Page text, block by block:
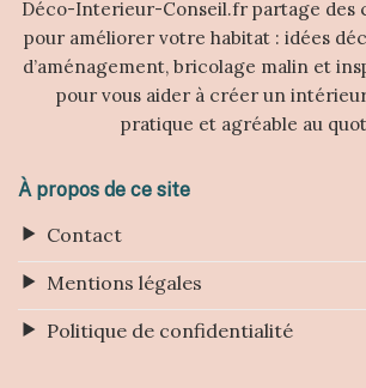
Déco-Interieur-Conseil.fr partage des
pour améliorer votre habitat : idées
d’aménagement, bricolage malin et
pour vous aider à créer un
pratique et agréable au
À propos de ce site
Contact
Mentions légales
Politique de confidentialité